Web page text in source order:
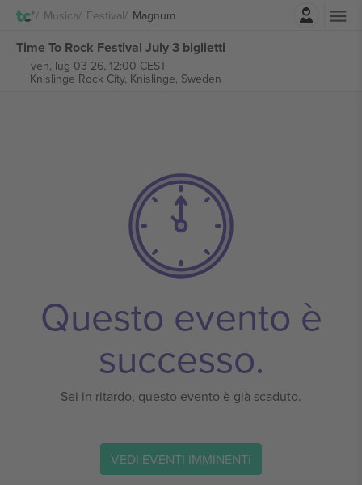
Musica Festival Magnum
Time To Rock Festival July 3 biglietti
ven, lug 03 26, 12:00 CEST
Knislinge Rock City, Knislinge, Sweden
Questo evento è
successo.
Sei in ritardo, questo evento è già scaduto.
VEDI EVENTI IMMINENTI